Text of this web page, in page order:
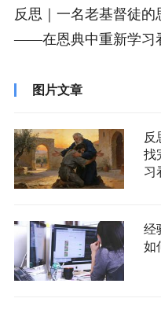
反思｜一名老基督徒
——在恩典中重新学习
图片文章
反
找
习
经
如